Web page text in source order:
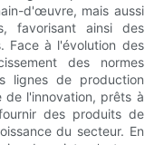
d'œuvre, mais aussi
favorisant ainsi des
Face à l'évolution des
des normes
lignes de production
de l'innovation, prêts à
des produits de
du secteur. En